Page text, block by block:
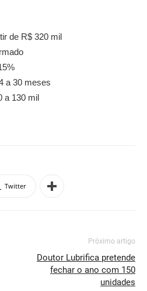
de R$ 320 mil
a 30 meses
a 130 mil
Twitter
Próximo artigo
Doutor Lubrifica pretende
fechar o ano com 150
unidades